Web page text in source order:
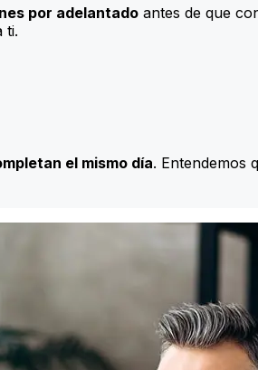
por adelantado antes de que
ti.
el mismo día. Entendemos